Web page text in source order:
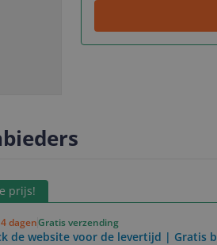
prijs!
dagenGratis verzending
de website voor de levertijd | Gratis